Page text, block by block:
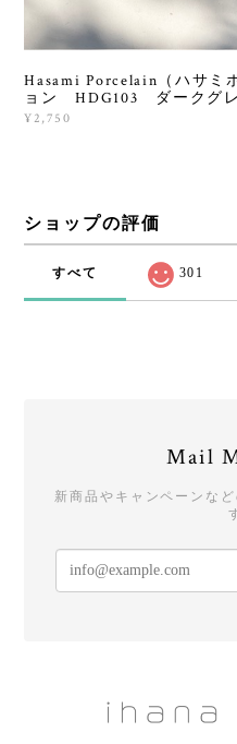
Hasami Porcelain（ハサミ
ョン HDG103 ダークグ
¥2,750
ショップの評価
すべて 301
Mail
新商品やキャンペーンな